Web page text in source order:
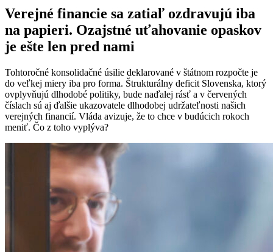
Verejné financie sa zatiaľ ozdravujú iba
na papieri. Ozajstné uťahovanie opaskov
je ešte len pred nami
Tohtoročné konsolidačné úsilie deklarované v štátnom rozpočte je
do veľkej miery iba pro forma. Štrukturálny deficit Slovenska, ktorý
ovplyvňujú dlhodobé politiky, bude naďalej rásť a v červených
číslach sú aj ďalšie ukazovatele dlhodobej udržateľnosti našich
verejných financií. Vláda avizuje, že to chce v budúcich rokoch
meniť. Čo z toho vyplýva?